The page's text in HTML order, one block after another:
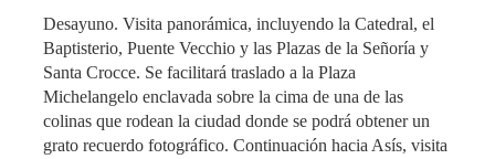
Desayuno. Visita panorámica, incluyendo la Catedral, el
Baptisterio, Puente Vecchio y las Plazas de la Señoría y
Santa Crocce. Se facilitará traslado a la Plaza
Michelangelo enclavada sobre la cima de una de las
colinas que rodean la ciudad donde se podrá obtener un
grato recuerdo fotográfico. Continuación hacia Asís, visita